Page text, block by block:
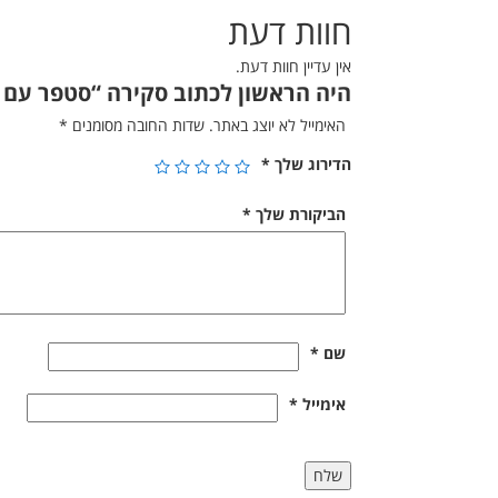
חוות דעת
אין עדיין חוות דעת.
היה הראשון לכתוב סקירה “סטפר עם
האימייל לא יוצג באתר. שדות החובה מסומנים *
הדירוג שלך *
הביקורת שלך *
שם *
אימייל *